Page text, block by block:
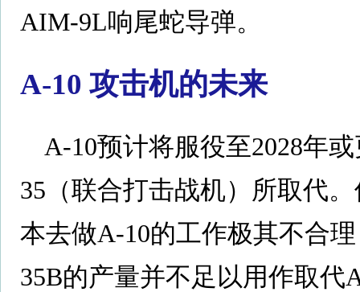
AIM-9L响尾蛇导弹。
A-10 攻击机的未来
A-10预计将服役至2028年
35（联合打击战机）所取代
本去做A-10的工作极其不合
35B的产量并不足以用作取代